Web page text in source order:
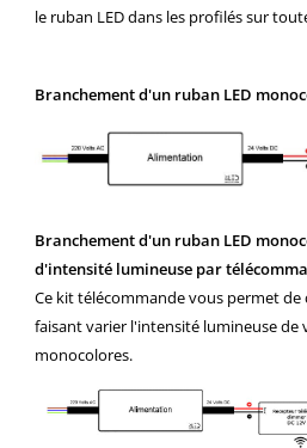
le ruban LED dans les profilés sur
Branchement d'un ruban LED
Branchement d'un ruban LED
d'intensité lumineuse par
Ce kit télécommande vous permet de
faisant varier l'intensité lumineuse de
monocolores.